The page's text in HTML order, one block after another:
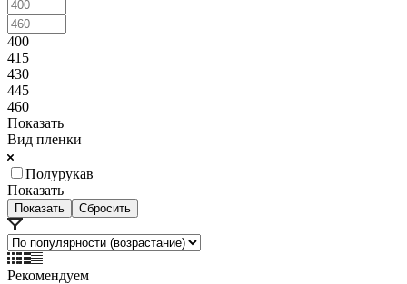
400
415
430
445
460
Показать
Вид пленки
Полурукав
Показать
Сбросить
Рекомендуем